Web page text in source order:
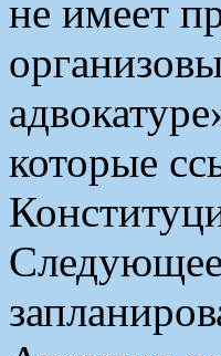
не имеет
которые
Следующее